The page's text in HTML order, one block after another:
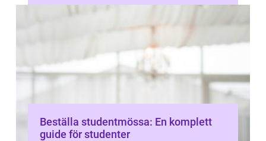
Beställa studentmössa: En komplett
guide för studenter